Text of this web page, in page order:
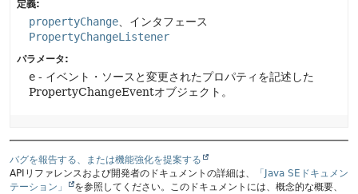
定義:
propertyChange 、インタフェース
PropertyChangeListener
パラメータ:
e - イベント・ソースと変更されたプロパティを記述した
PropertyChangeEventオブジェクト。
バグを報告する、または機能強化を提案する
APIリファレンスおよび開発者のドキュメントの詳細は、
「Java SEドキュメン
テーション」
を参照してください。このドキュメントには、概念的な概要、